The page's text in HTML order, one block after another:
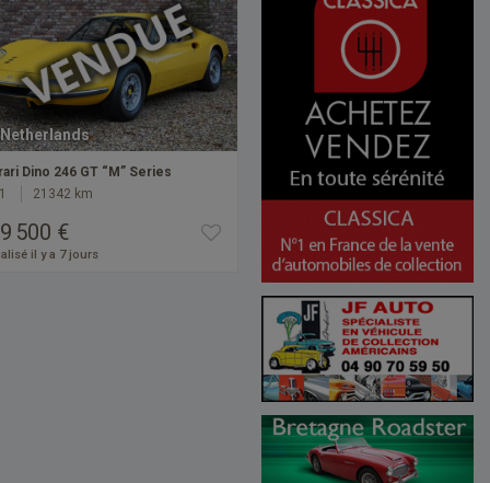
Dino 246 GT “M” Series
21342 km
500 €
il y a 7 jours